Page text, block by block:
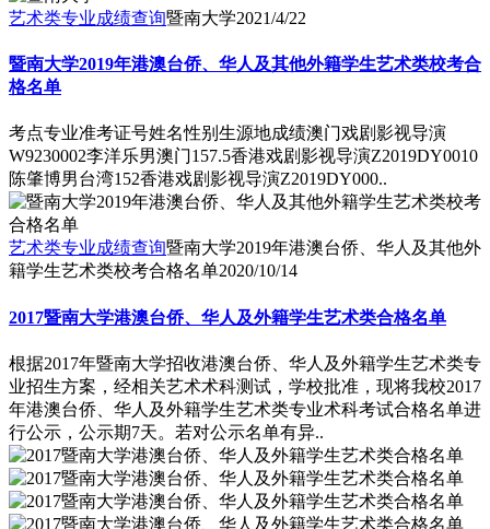
艺术类专业成绩查询暨南大学2021/4/22
暨南大学2019年港澳台侨、华人及其他外籍学生艺术类校考合
格名单
考点专业准考证号姓名性别生源地成绩澳门戏剧影视导演
W9230002李洋乐男澳门157.5香港戏剧影视导演Z2019DY0010
陈肇博男台湾152香港戏剧影视导演Z2019DY000..
艺术类专业成绩查询暨南大学2019年港澳台侨、华人及其他外
籍学生艺术类校考合格名单2020/10/14
2017暨南大学港澳台侨、华人及外籍学生艺术类合格名单
根据2017年暨南大学招收港澳台侨、华人及外籍学生艺术类专
业招生方案，经相关艺术术科测试，学校批准，现将我校2017
年港澳台侨、华人及外籍学生艺术类专业术科考试合格名单进
行公示，公示期7天。若对公示名单有异..